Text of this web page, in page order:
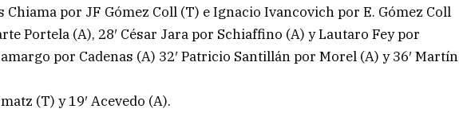
Chiama por JF Gómez Coll (T) e Ignacio Ivancovich por E. Gómez Coll
Portela (A), 28′ César Jara por Schiaffino (A) y Lautaro Fey por
por Cadenas (A) 32′ Patricio Santillán por Morel (A) y 36′ Martín
(T) y 19′ Acevedo (A).